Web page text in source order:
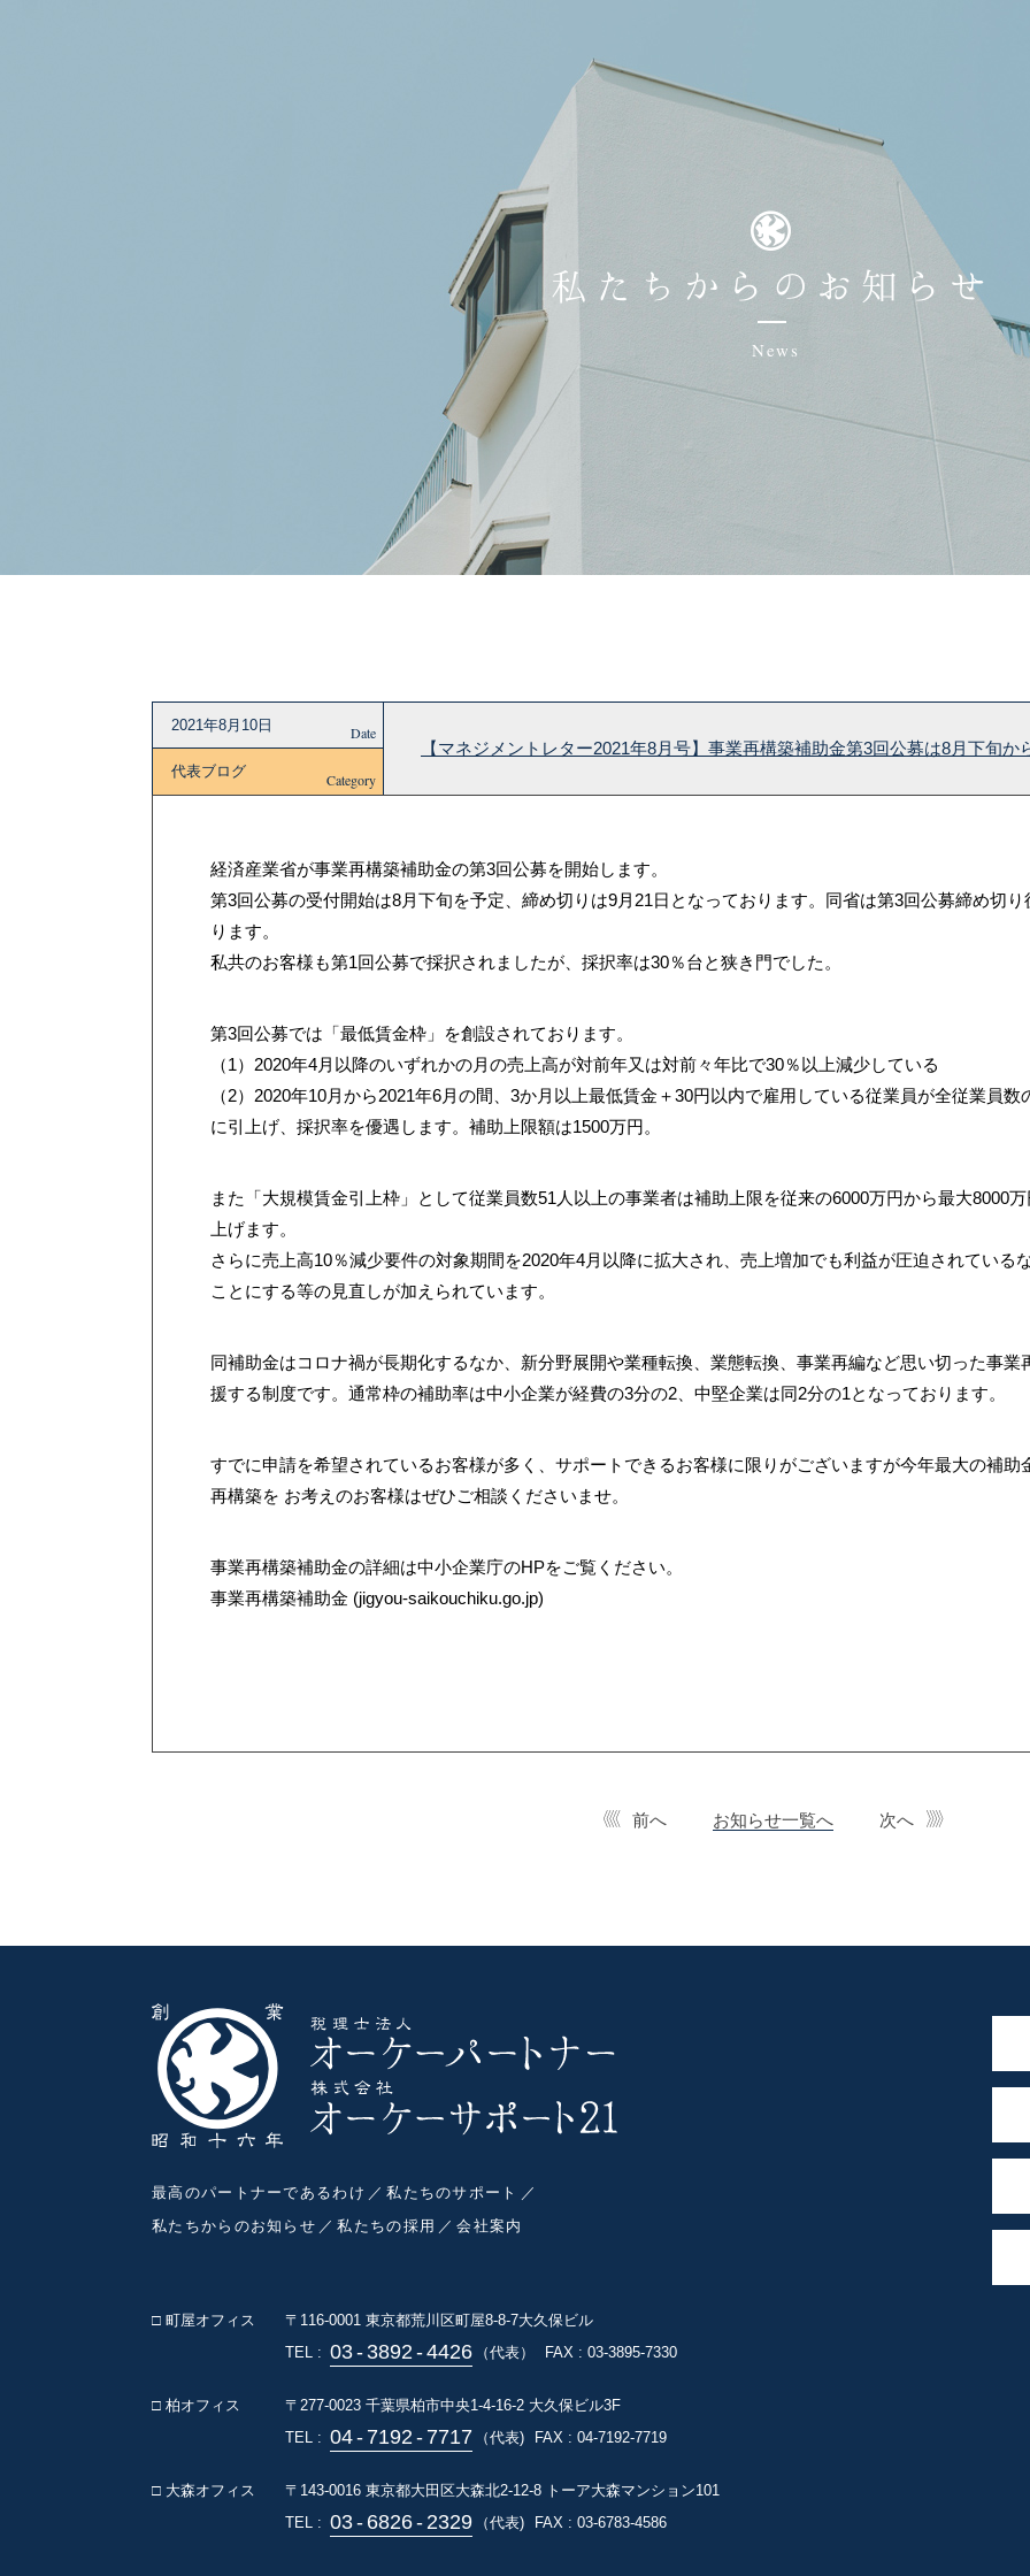
私たちからのお知らせ
News
2021年8月10日 Date
代表ブログ Category
【マネジメントレター2021年8月号】事業再構築補助金第3回公募は8月下旬か
経済産業省が事業再構築補助金の第3回公募を開始します。
第3回公募の受付開始は8月下旬を予定、締め切りは9月21日となっております。同省は第3回公募締め切
ります。
私共のお客様も第1回公募で採択されましたが、採択率は30％台と狭き門でした。
第3回公募では「最低賃金枠」を創設されております。
（1）2020年4月以降のいずれかの月の売上高が対前年又は対前々年比で30％以上減少している
（2）2020年10月から2021年6月の間、3か月以上最低賃金＋30円以内で雇用している従業員が全従業員
に引上げ、採択率を優遇します。補助上限額は1500万円。
また「大規模賃金引上枠」として従業員数51人以上の事業者は補助上限を従来の6000万円から最大8000
上げます。
さらに売上高10％減少要件の対象期間を2020年4月以降に拡大され、売上増加でも利益が圧迫されている
ことにする等の見直しが加えられています。
同補助金はコロナ禍が長期化するなか、新分野展開や業種転換、業態転換、事業再編など思い切った事
援する制度です。通常枠の補助率は中小企業が経費の3分の2、中堅企業は同2分の1となっております。
すでに申請を希望されているお客様が多く、サポートできるお客様に限りがございますが今年最大の補
再構築を お考えのお客様はぜひご相談くださいませ。
事業再構築補助金の詳細は中小企業庁のHPをご覧ください。
事業再構築補助金 (jigyou-saikouchiku.go.jp)
前へ お知らせ一覧へ 次へ
最高のパートナーであるわけ
私たちのサポート
私たちからのお知らせ
私たちの採用 会社案内
□ 町屋オフィス 〒116-0001 東京都荒川区町屋8-8-7大久保ビル
TEL : 03- 3892-4426 （代表） FAX : 03-3895-7330
□ 柏オフィス 〒277-0023 千葉県柏市中央1-4-16-2 大久保ビル3F
TEL : 04- 7192- 7717 （代表) FAX : 04-7192-7719
□ 大森オフィス 〒143-0016 東京都大田区大森北2-12-8 トーア大森マンション101
TEL : 03- 6826- 2329 （代表) FAX : 03-6783-4586